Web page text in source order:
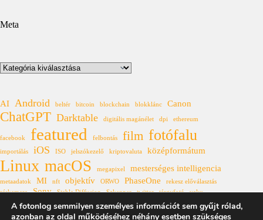
Meta
Kategóriák
AI Android beltér bitcoin blockchain blokklánc Canon
ChatGPT Darktable digitális magánélet dpi ethereum
facebook featured felbontás film fotófalu
importálás iOS ISO jelszókezelő kriptovaluta középformátum
Linux macOS megapixel mesterséges intelligencia
metaadatok MI nft objektív ORWO PhaseOne
rekesz előválasztás
réskamera
Sony Stable Diffusion Szkenner twitter tárgyfotó vaku
Windows XF állóhívás űrkutatás
A fotonlog semmilyen személyes információt sem gyűjt rólad,
azonban az oldal működéséhez néhány esetben szükséges